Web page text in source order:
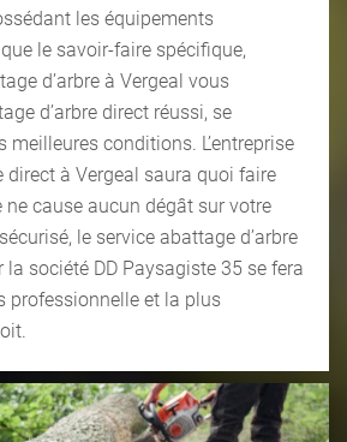
les équipements
le savoir-faire spécifique,
d’arbre à Vergeal vous
d’arbre direct réussi, se
meilleures conditions. L’entreprise
direct à Vergeal saura quoi faire
ne cause aucun dégât sur votre
le service abattage d’arbre
la société DD Paysagiste 35 se fera
professionnelle et la plus